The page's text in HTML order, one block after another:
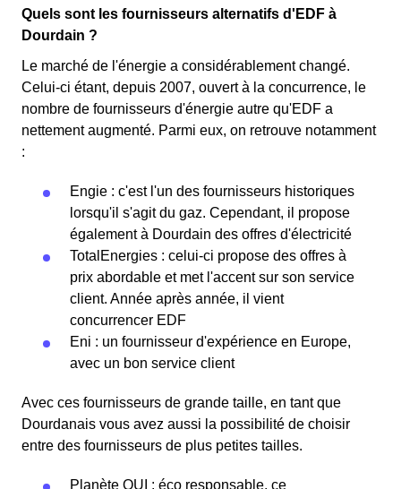
Quels sont les fournisseurs alternatifs d'EDF à
Dourdain ?
Le marché de l'énergie a considérablement changé.
Celui-ci étant, depuis 2007, ouvert à la concurrence, le
nombre de fournisseurs d'énergie autre qu'EDF a
nettement augmenté. Parmi eux, on retrouve notamment
:
Engie : c'est l'un des fournisseurs historiques
lorsqu'il s'agit du gaz. Cependant, il propose
également à Dourdain des offres d'électricité
TotalEnergies : celui-ci propose des offres à
prix abordable et met l'accent sur son service
client. Année après année, il vient
concurrencer EDF
Eni : un fournisseur d'expérience en Europe,
avec un bon service client
Avec ces fournisseurs de grande taille, en tant que
Dourdanais vous avez aussi la possibilité de choisir
entre des fournisseurs de plus petites tailles.
Planète OUI : éco responsable, ce